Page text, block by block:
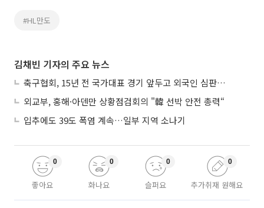
#HL만도
김채빈 기자의 주요 뉴스
축구협회, 15년 전 국가대표 경기 앞두고 외국인 심판에 ‘성접대’
외교부, 홍해·아덴만 상황점검회의 "韓 선박 안전 총력“
입추에도 39도 폭염 계속…일부 지역 소나기
좋아요
0
화나요
0
슬퍼요
0
추가취재 원해요
0